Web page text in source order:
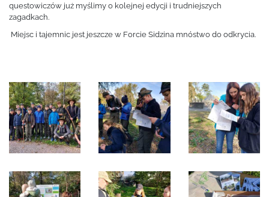
questowiczów już myślimy o kolejnej edycji i trudniejszych
zagadkach.
Miejsc i tajemnic jest jeszcze w Forcie Sidzina mnóstwo do odkrycia.